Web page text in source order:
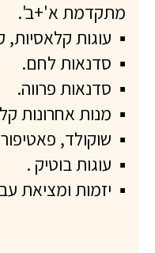
מתקדמת א'+ב'.
▪ עוגות קלאסיות,
▪ סדנאות לחם.
▪ סדנאות פרווה.
▪ מנות אחרונות
▪ שוקולד,
▪ עוגות בוטיק .
▪ יזמות ומציאת